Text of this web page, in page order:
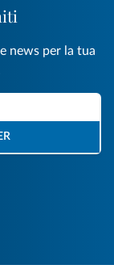
news per la tua